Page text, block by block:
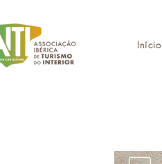
Início